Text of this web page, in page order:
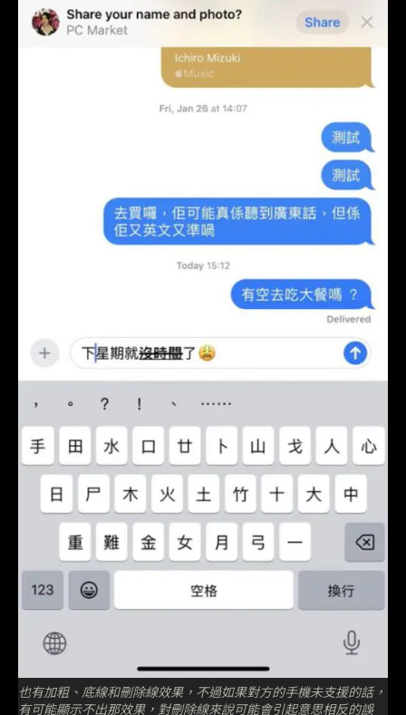
也有加粗、底線和刪除線效果，不過如果對方的手機未支援的話，
有可能顯示不出那效果，對刪除線來說可能會引起意思相反的誤